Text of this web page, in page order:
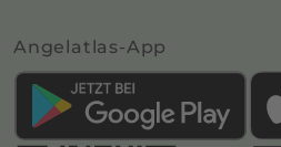
Angelatlas-App